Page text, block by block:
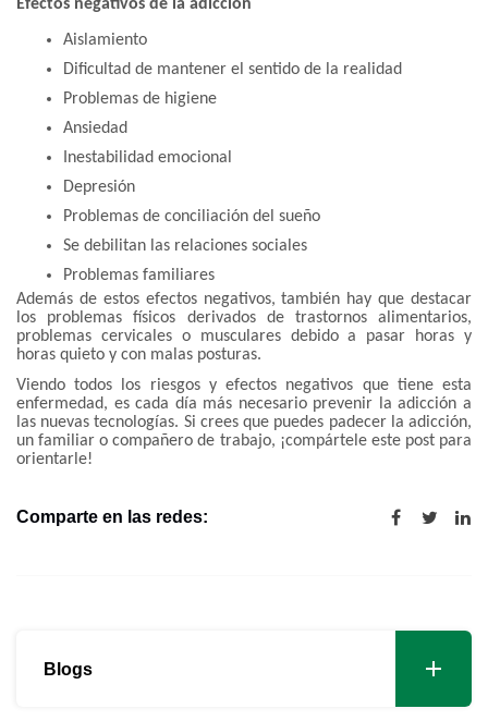
Efectos negativos de la adicción
Aislamiento
Dificultad de mantener el sentido de la realidad
Problemas de higiene
Ansiedad
Inestabilidad emocional
Depresión
Problemas de conciliación del sueño
Se debilitan las relaciones sociales
Problemas familiares
Además de estos efectos negativos, también hay que destacar
los problemas físicos derivados de trastornos alimentarios,
problemas cervicales o musculares debido a pasar horas y
horas quieto y con malas posturas.
Viendo todos los riesgos y efectos negativos que tiene esta
enfermedad, es cada día más necesario prevenir la adicción a
las nuevas tecnologías. Si crees que puedes padecer la adicción,
un familiar o compañero de trabajo, ¡compártele este post para
orientarle!
Comparte en las redes:
Blogs